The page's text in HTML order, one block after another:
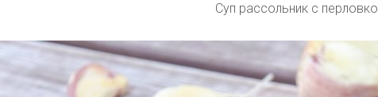
Суп рассольник с